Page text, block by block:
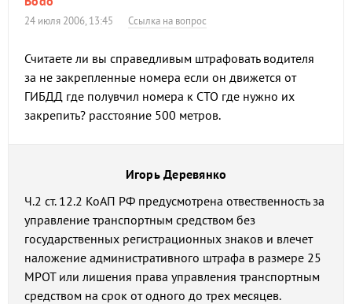
24 июля 2006, 13:45 Ссылка на вопрос
Считаете ли вы справедливым штрафовать водителя
за не закрепленные номера если он движется от
ГИБДД где полувчил номера к СТО где нужно их
закрепить? расстояние 500 метров.
Игорь Деревянко
Ч.2 ст. 12.2 КоАП РФ предусмотрена отвественность за
управление транспортным средством без
государственных регистрационных знаков и влечет
наложение административного штрафа в размере 25
МРОТ или лишения права управления транспортным
средством на срок от одного до трех месяцев.